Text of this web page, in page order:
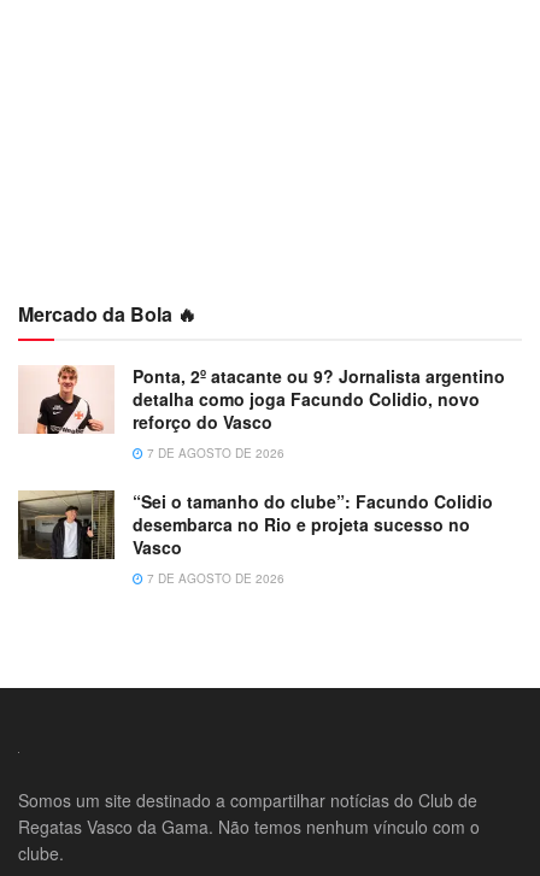
Mercado da Bola 🔥
Ponta, 2º atacante ou 9? Jornalista argentino
detalha como joga Facundo Colidio, novo
reforço do Vasco
7 DE AGOSTO DE 2026
“Sei o tamanho do clube”: Facundo Colidio
desembarca no Rio e projeta sucesso no
Vasco
7 DE AGOSTO DE 2026
Somos um site destinado a compartilhar notícias do Club de
Regatas Vasco da Gama. Não temos nenhum vínculo com o
clube.